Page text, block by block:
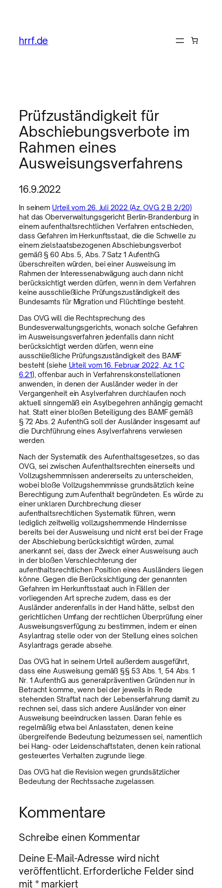
hrrf.de
Prüfzuständigkeit für
Abschiebungsverbote im
Rahmen eines
Ausweisungsverfahrens
16.9.2022
In seinem Urteil vom 26. Juli 2022 (Az. OVG 2 B 2/20)
hat das Oberverwaltungsgericht Berlin-Brandenburg in
einem aufenthaltsrechtlichen Verfahren entschieden,
dass Gefahren im Herkunftsstaat, die die Schwelle zu
einem zielstaatsbezogenen Abschiebungsverbot
gemäß § 60 Abs. 5, Abs. 7 Satz 1 AufenthG
überschreiten würden, bei einer Ausweisung im
Rahmen der Interessenabwägung auch dann nicht
berücksichtigt werden dürfen, wenn in dem Verfahren
keine ausschließliche Prüfungszuständigkeit des
Bundesamts für Migration und Flüchtlinge besteht.
Das OVG will die Rechtsprechung des
Bundesverwaltungsgerichts, wonach solche Gefahren
im Ausweisungsverfahren jedenfalls dann nicht
berücksichtigt werden dürfen, wenn eine
ausschließliche Prüfungszuständigkeit des BAMF
besteht (siehe Urteil vom 16. Februar 2022, Az. 1 C
6.21), offenbar auch in Verfahrenskonstellationen
anwenden, in denen der Ausländer weder in der
Vergangenheit ein Asylverfahren durchlaufen noch
aktuell sinngemäß ein Asylbegehren anhängig gemacht
hat. Statt einer bloßen Beteiligung des BAMF gemäß
§ 72 Abs. 2 AufenthG soll der Ausländer insgesamt auf
die Durchführung eines Asylverfahrens verwiesen
werden.
Nach der Systematik des Aufenthaltsgesetzes, so das
OVG, sei zwischen Aufenthaltsrechten einerseits und
Vollzugshemmnissen andererseits zu unterscheiden,
wobei bloße Vollzugshemmnisse grundsätzlich keine
Berechtigung zum Aufenthalt begründeten. Es würde zu
einer unklaren Durchbrechung dieser
aufenthaltsrechtlichen Systematik führen, wenn
lediglich zeitweilig vollzugshemmende Hindernisse
bereits bei der Ausweisung und nicht erst bei der Frage
der Abschiebung berücksichtigt würden, zumal
anerkannt sei, dass der Zweck einer Ausweisung auch
in der bloßen Verschlechterung der
aufenthaltsrechtlichen Position eines Ausländers liegen
könne. Gegen die Berücksichtigung der genannten
Gefahren im Herkunftsstaat auch in Fällen der
vorliegenden Art spreche zudem, dass es der
Ausländer anderenfalls in der Hand hätte, selbst den
gerichtlichen Umfang der rechtlichen Überprüfung einer
Ausweisungsverfügung zu bestimmen, indem er einen
Asylantrag stelle oder von der Stellung eines solchen
Asylantrags gerade absehe.
Das OVG hat in seinem Urteil außerdem ausgeführt,
dass eine Ausweisung gemäß §§ 53 Abs. 1, 54 Abs. 1
Nr. 1 AufenthG aus generalpräventiven Gründen nur in
Betracht komme, wenn bei der jeweils in Rede
stehenden Straftat nach der Lebenserfahrung damit zu
rechnen sei, dass sich andere Ausländer von einer
Ausweisung beeindrucken lassen. Daran fehle es
regelmäßig etwa bei Anlasstaten, denen keine
übergreifende Bedeutung beizumessen sei, namentlich
bei Hang- oder Leidenschaftstaten, denen kein rational
gesteuertes Verhalten zugrunde liege.
Das OVG hat die Revision wegen grundsätzlicher
Bedeutung der Rechtssache zugelassen.
Kommentare
Schreibe einen Kommentar
Deine E-Mail-Adresse wird nicht
veröffentlicht. Erforderliche Felder sind
mit * markiert